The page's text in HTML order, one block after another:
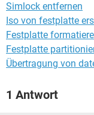
Simlock entfernen
Iso von festplatte
Festplatte
Festplatte
Übertragung von
1 Antwort